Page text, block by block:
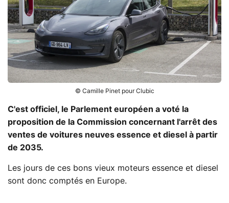
© Camille Pinet pour Clubic
C'est officiel, le Parlement européen a voté la
proposition de la Commission concernant l'arrêt des
ventes de voitures neuves essence et diesel à partir
de 2035.
Les jours de ces bons vieux moteurs essence et diesel
sont donc comptés en Europe.